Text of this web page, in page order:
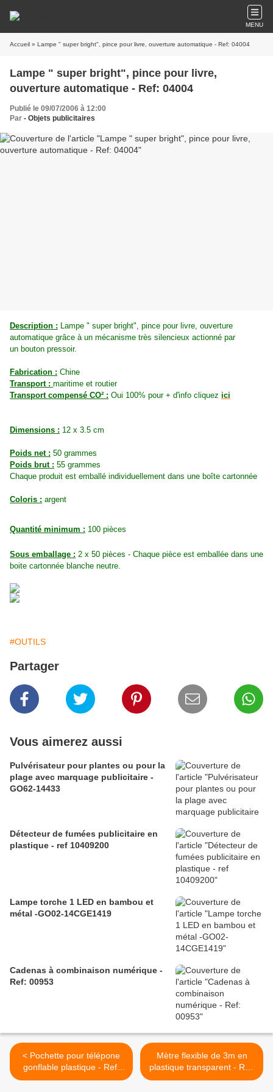
MENU
Accueil » Lampe " super bright", pince pour livre, ouverture automatique - Ref: 04004
Lampe " super bright", pince pour livre,
ouverture automatique - Ref: 04004
Publié le 09/07/2006 à 12:00
Par - Objets publicitaires
Description : Lampe " super bright", pince pour livre, ouverture
automatique grâce à un mécanisme très silencieux actionné par
un bouton pressoir.
Fabrication : Chine
Transport : maritime et routier
Transport compensé CO² : Oui 100% pour + d'info cliquez ici
Dimensions : 12 x 3.5 cm
Poids net : 50 grammes
Poids brut : 55 grammes
Chaque produit est emballé individuellement dans une boîte cartonnée
Coloris : argent
Quantité minimum : 100 pièces
Sous emballage : 2 x 50 pièces - Chaque pièce est emballée dans une
boite cartonnée blanche neutre.
#OUTILS
Partager
Vous aimerez aussi
Pulvérisateur pour plantes ou pour la
plage avec marquage publicitaire -
GO62-14433
Détecteur de fumées publicitaire en
plastique - ref 10409200
Lampe torche 1 LED en bambou et
métal -GO02-14CGE1419
Cadenas à combinaison numérique -
Ref: 00953
< Pochette pour télépone
gonflable plastique - Ref:
05075
Mètre flexible de 3m en
plastique transparent - Ref:
03001 >